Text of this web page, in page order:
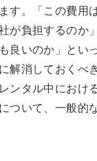
す。「この費用
が負担するのか
良いのか」とい
解消しておくべ
ンタル中におけ
ついて、一般的